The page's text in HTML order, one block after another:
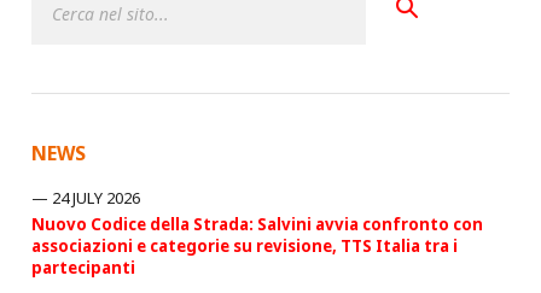
NEWS
24 JULY 2026
Nuovo Codice della Strada: Salvini avvia confronto con
associazioni e categorie su revisione, TTS Italia tra i
partecipanti